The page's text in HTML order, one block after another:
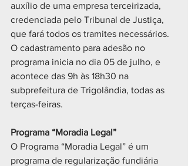
auxílio de uma empresa terceirizada,
credenciada pelo Tribunal de Justiça,
que fará todos os tramites necessários.
O cadastramento para adesão no
programa inicia no dia 05 de julho, e
acontece das 9h às 18h30 na
subprefeitura de Trigolândia, todas as
terças-feiras.
Programa “Moradia Legal”
O Programa “Moradia Legal” é um
programa de regularização fundiária